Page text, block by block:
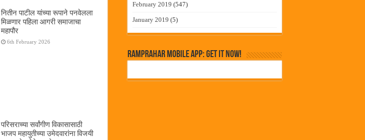
नितीन पाटील यांच्या रूपाने पनवेलला
मिळणार पहिला आगरी समाजाचा
महापौर
6th February 2026
परिसराच्या सर्वांगीण विकासासाठी
भाजप महायुतीच्या उमेदवारांना विजयी
February 2019 (547)
January 2019 (5)
RamPrahar Mobile App: Get it Now!